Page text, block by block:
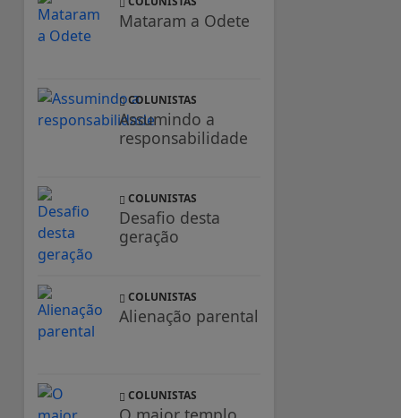
Mataram a Odete
COLUNISTAS
Assumindo a
responsabilidade
COLUNISTAS
Desafio desta
geração
COLUNISTAS
Alienação parental
COLUNISTAS